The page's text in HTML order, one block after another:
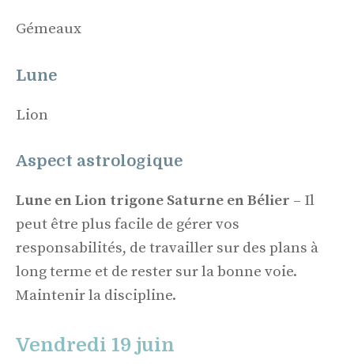
Gémeaux
Lune
Lion
Aspect astrologique
Lune en Lion trigone Saturne en Bélier – Il
peut être plus facile de gérer vos
responsabilités, de travailler sur des plans à
long terme et de rester sur la bonne voie.
Maintenir la discipline.
Vendredi 19 juin